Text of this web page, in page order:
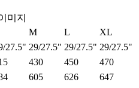
M L
XL
27.5" 29/27.5" 29/27.5" 29/27.5"
430 450
470
605 626
647